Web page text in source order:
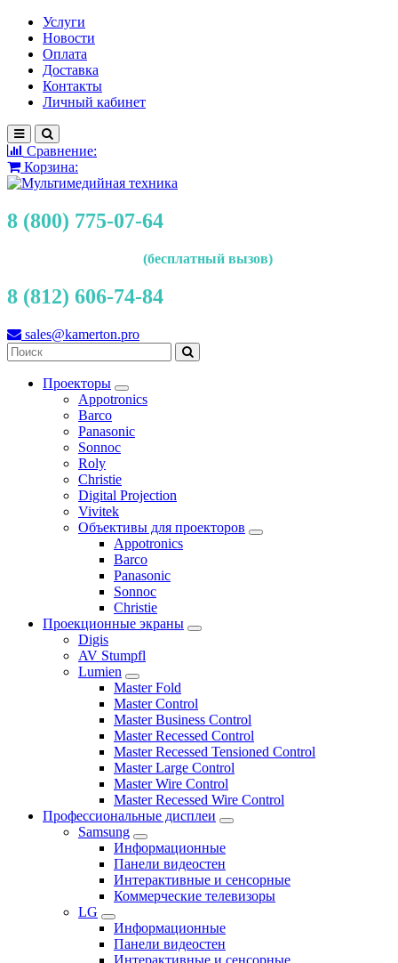
Услуги
Новости
Оплата
Доставка
Контакты
Личный кабинет
Сравнение:
Корзина:
8 (800) 775-07-64
(бесплатный вызов)
8 (812) 606-74-84
sales@kamerton.pro
Проекторы
Appotronics
Barco
Panasonic
Sonnoc
Roly
Christie
Digital Projection
Vivitek
Объективы для проекторов
Appotronics
Barco
Panasonic
Sonnoc
Сhristie
Проекционные экраны
Digis
AV Stumpfl
Lumien
Master Fold
Master Control
Master Business Control
Master Recessed Control
Master Recessed Tensioned Control
Master Large Control
Master Wire Control
Master Recessed Wire Control
Профессиональные дисплеи
Samsung
Информационные
Панели видеостен
Интерактивные и сенсорные
Коммерческие телевизоры
LG
Информационные
Панели видеостен
Интерактивные и сенсорные